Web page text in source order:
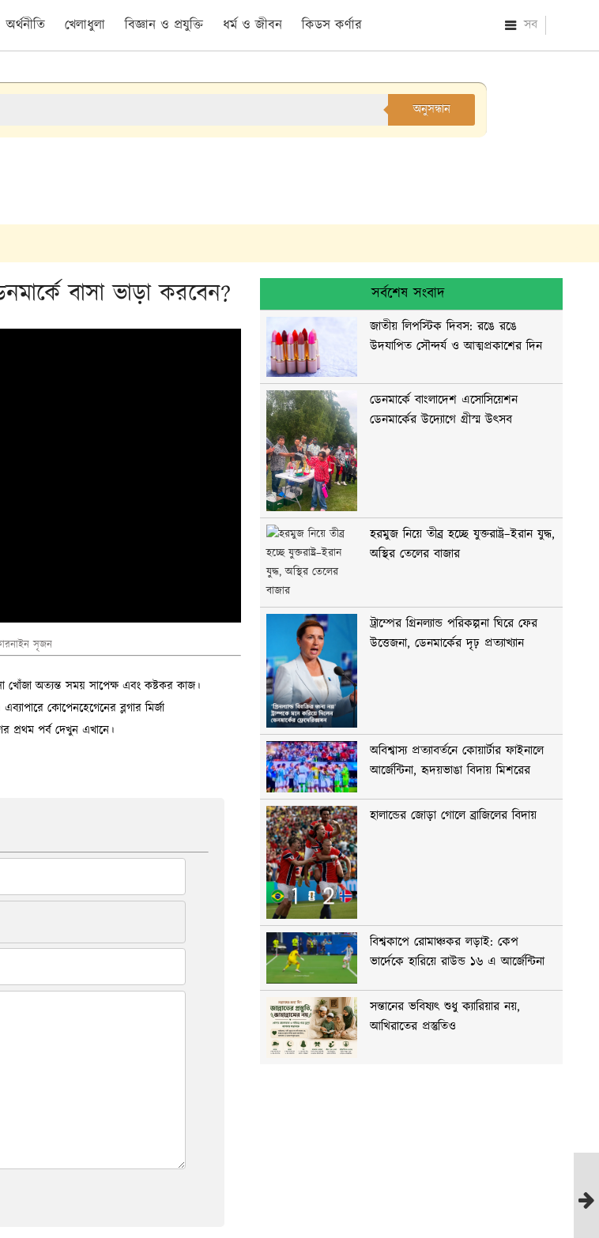
সব
অর্থনীতি খেলাধুলা বিজ্ঞান ও প্রযুক্তি ধর্ম ও জীবন কিডস কর্ণার
অনুসন্ধান
বাসা ভাড়া করবেন?
সৃজন
সর্বশেষ সংবাদ
জাতীয় লিপস্টিক দিবস: রঙে রঙে
উদযাপিত সৌন্দর্য ও আত্মপ্রকাশের দিন
ডেনমার্কে বাংলাদেশ এসোসিয়েশন
ডেনমার্কের উদ্যোগে গ্রীস্ম উৎসব
হরমুজ নিয়ে তীব্র হচ্ছে যুক্তরাষ্ট্র–ইরান যুদ্ধ,
অস্থির তেলের বাজার
ট্রাম্পের গ্রিনল্যান্ড পরিকল্পনা ঘিরে ফের
উত্তেজনা, ডেনমার্কের দৃঢ় প্রত্যাখ্যান
অবিশ্বাস্য প্রত্যাবর্তনে কোয়ার্টার ফাইনালে
আর্জেন্টিনা, হৃদয়ভাঙা বিদায় মিশরের
হালান্ডের জোড়া গোলে ব্রাজিলের বিদায়
বিশ্বকাপে রোমাঞ্চকর লড়াই: কেপ
ভার্দেকে হারিয়ে রাউন্ড ১৬ এ আর্জেন্টিনা
সন্তানের ভবিষ্যৎ শুধু ক্যারিয়ার নয়,
আখিরাতের প্রস্তুতিও